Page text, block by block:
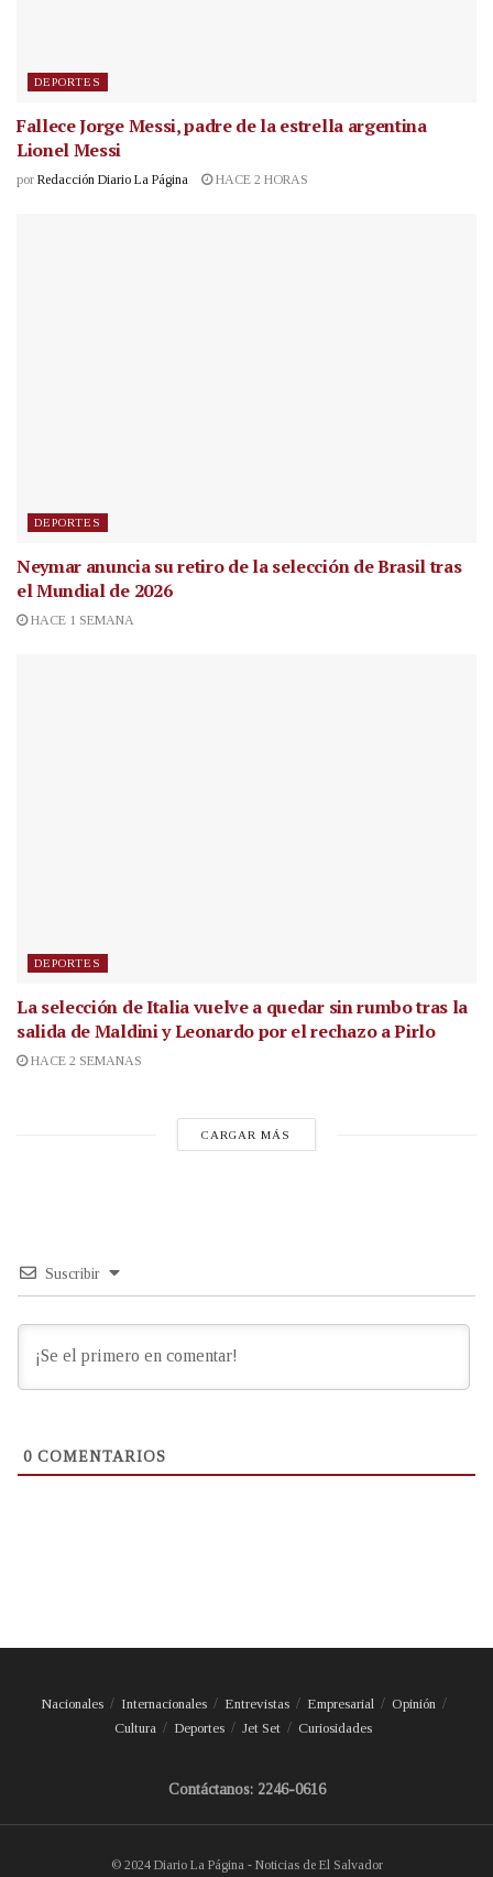
DEPORTES
Fallece Jorge Messi, padre de la estrella argentina
Lionel Messi
por Redacción Diario La Página HACE 2 HORAS
DEPORTES
Neymar anuncia su retiro de la selección de Brasil tras
el Mundial de 2026
HACE 1 SEMANA
DEPORTES
La selección de Italia vuelve a quedar sin rumbo tras la
salida de Maldini y Leonardo por el rechazo a Pirlo
HACE 2 SEMANAS
CARGAR MÁS
Suscribir
0 COMENTARIOS
Nacionales Internacionales Entrevistas Empresarial
Opinión
Cultura
Deportes Jet Set Curiosidades
Contáctanos: 2246-0616
© 2024 Diario La Página - Noticias de El Salvador